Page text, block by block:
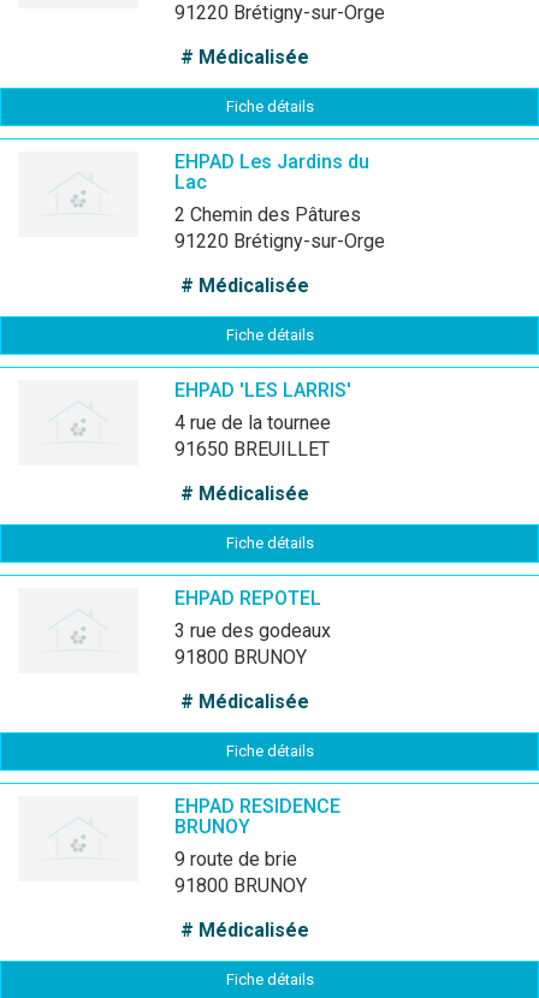
91220 Brétigny-sur-Orge
# Médicalisée
Fiche détails
EHPAD Les Jardins du
Lac
2 Chemin des Pâtures
91220 Brétigny-sur-Orge
# Médicalisée
Fiche détails
EHPAD 'LES LARRIS'
4 rue de la tournee
91650 BREUILLET
# Médicalisée
Fiche détails
EHPAD REPOTEL
3 rue des godeaux
91800 BRUNOY
# Médicalisée
Fiche détails
EHPAD RESIDENCE
BRUNOY
9 route de brie
91800 BRUNOY
# Médicalisée
Fiche détails